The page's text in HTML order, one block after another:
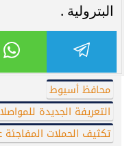
البترولية .
محافظ أسيوط
التعريفة الجديدة
تكثيف الحملات